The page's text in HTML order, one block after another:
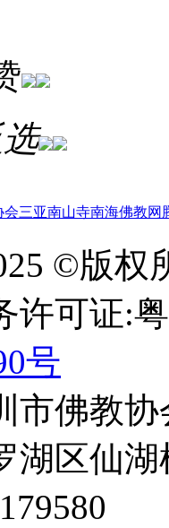
会三亚南山寺南海佛教网
©版权
许可证:
号
市佛教
湖区仙